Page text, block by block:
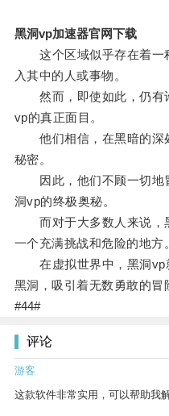
黑洞vp加速器官网下载
这个区域似乎存在着一
入其中的人或事物。
然而，即使如此，仍有
vp的真正面目。
他们相信，在黑暗的深
秘密。
因此，他们不顾一切地
洞vp的终极奥秘。
而对于大多数人来说，
一个充满挑战和危险的地方。
在虚拟世界中，黑洞vp
黑洞，吸引着无数勇敢的冒
#44#
评论
游客
这款软件非常实用，可以帮助我